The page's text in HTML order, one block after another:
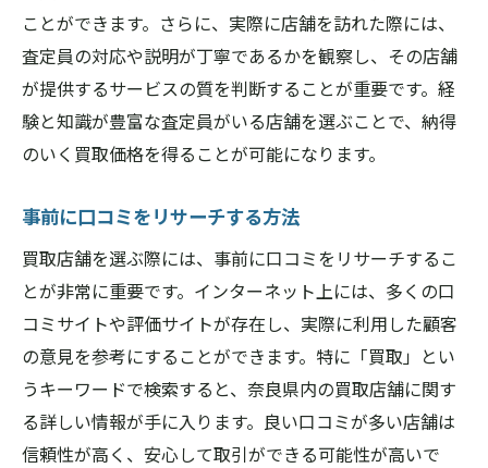
過去の買取事例を調べる方法
実績店舗の顧客対応の特徴
実績と信頼性のバランスを考える
奈良県で満足のいく買取を実現するためのステ
ップ
事前準備が成功の鍵
査定結果を比較する方法
契約内容を確認するポイント
アフターサービスをチェック
満足度の高い買取を実現するために
買取店舗選びの決め手は奈良県の口コミ評価
口コミ評価の収集方法
ことができます。さらに、実際に店舗を訪れた際には、
査定員の対応や説明が丁寧であるかを観察し、その店舗
が提供するサービスの質を判断することが重要です。経
験と知識が豊富な査定員がいる店舗を選ぶことで、納得
のいく買取価格を得ることが可能になります。
事前に口コミをリサーチする方法
買取店舗を選ぶ際には、事前に口コミをリサーチするこ
とが非常に重要です。インターネット上には、多くの口
コミサイトや評価サイトが存在し、実際に利用した顧客
の意見を参考にすることができます。特に「買取」とい
うキーワードで検索すると、奈良県内の買取店舗に関す
る詳しい情報が手に入ります。良い口コミが多い店舗は
信頼性が高く、安心して取引ができる可能性が高いで